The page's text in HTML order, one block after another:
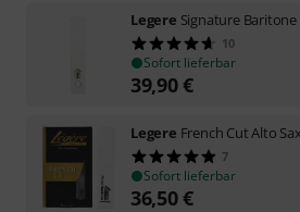
Legere Signature Baritone
10
Sofort lieferbar
39,90€
Legere French Cut Alto
7
Sofort lieferbar
36,50€